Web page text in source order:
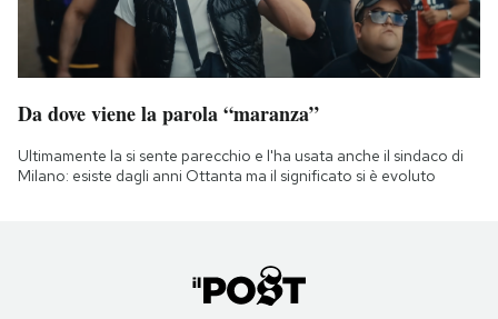
Da dove viene la parola “maranza”
Ultimamente la si sente parecchio e l'ha usata anche il sindaco di
Milano: esiste dagli anni Ottanta ma il significato si è evoluto